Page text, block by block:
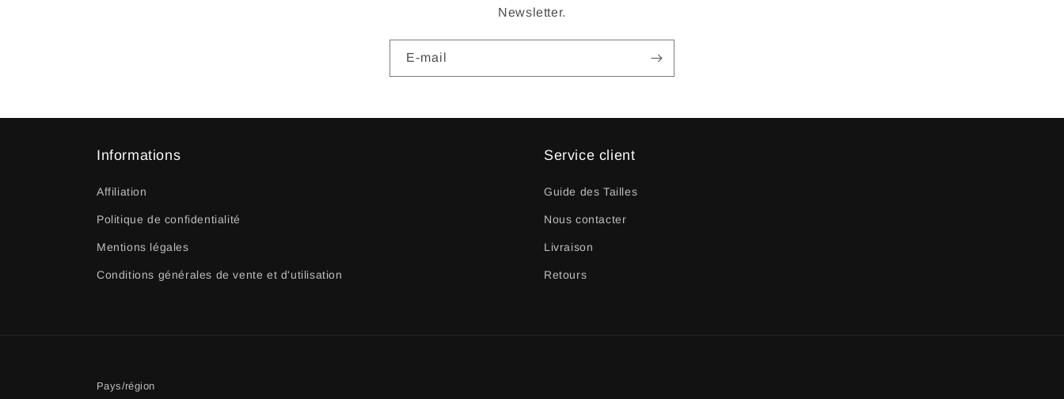
Newsletter.
E-mail
Informations
Affiliation
Politique de confidentialité
Mentions légales
Conditions générales de vente et d'utilisation
Service client
Guide des Tailles
Nous contacter
Livraison
Retours
Pays/région